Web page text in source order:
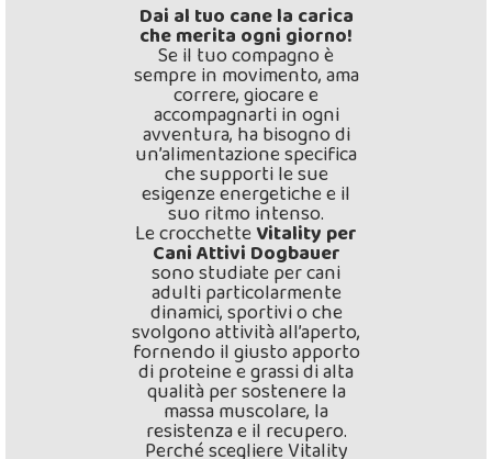
Dai al tuo cane la carica
che merita ogni giorno!
Se il tuo compagno è
sempre in movimento, ama
correre, giocare e
accompagnarti in ogni
avventura, ha bisogno di
un’alimentazione specifica
che supporti le sue
esigenze energetiche e il
suo ritmo intenso.
Le crocchetteVitality per
Cani Attivi Dogbauer
sono studiate per cani
adulti particolarmente
dinamici, sportivi o che
svolgono attività all’aperto,
fornendo il giusto apporto
di proteine e grassi di alta
qualità per sostenere la
massa muscolare, la
resistenza e il recupero.
Perché scegliere Vitality